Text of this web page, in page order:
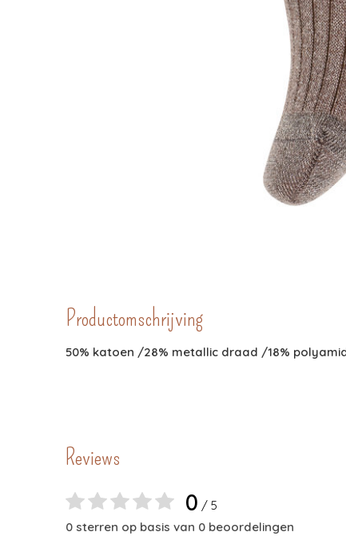
Productomschrijving
50% katoen /28% metallic draad /18%
Reviews
0 / 5
0 sterren op basis van 0 beoordelingen